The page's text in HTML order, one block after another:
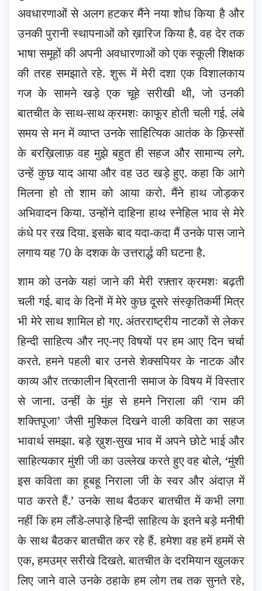
अवधारणाओं से अलग हटकर मैंने नया शोध किया है और
उनकी पुरानी स्थापनाओं को ख़ारिज किया है. वह देर तक
भाषा समूहों की अपनी अवधारणाओं को एक स्कूली शिक्षक
की तरह समझाते रहे. शुरू में मेरी दशा एक विशालकाय
गज के सामने खड़े एक चूहे सरीखी थी, जो उनकी
बातचीत के साथ-साथ क्रमशः काफूर होती चली गई. लंबे
समय से मन में व्याप्त उनके साहित्यिक आतंक के क़िस्सों
के बरख़िलाफ़ वह मुझे बहुत ही सहज और सामान्य लगे.
उन्हें कुछ याद आया और वह उठ खड़े हुए. कहा कि आगे
मिलना हो तो शाम को आया करो. मैंने हाथ जोड़कर
अभिवादन किया. उन्होंने दाहिना हाथ स्नेहिल भाव से मेरे
कंधे पर रख दिया. इसके बाद यदा-कदा मैं उनके पास जाने
लगाय यह 70 के दशक के उत्तरार्द्ध की घटना है.
शाम को उनके यहां जाने की मेरी रफ़्तार क्रमशः बढ़ती
चली गई. बाद के दिनों में मेरे कुछ दूसरे संस्कृतिकर्मी मित्र
भी मेरे साथ शामिल हो गए. अंतरराष्ट्रीय नाटकों से लेकर
हिन्दी साहित्य और नए-नए विषयों पर हम आए दिन चर्चा
करते. हमने पहली बार उनसे शेक्सपियर के नाटक और
काव्य और तत्कालीन ब्रितानी समाज के विषय में विस्तार
से जाना. उन्हीं के मुंह से हमने निराला की ‘राम की
शक्तिपूजा’ जैसी मुश्किल दिखने वाली कविता का सहज
भावार्थ समझा. बड़े ख़ुश-सुख भाव में अपने छोटे भाई और
साहित्यकार मुंशी जी का उल्लेख करते हुए वह बोले, ‘मुंशी
इस कविता का हूबहू निराला जी के स्वर और अंदाज़ में
पाठ करते हैं.’ उनके साथ बैठकर बातचीत में कभी लगा
नहीं कि हम लौंडे-लपाड़े हिन्दी साहित्य के इतने बड़े मनीषी
के साथ बैठकर बातचीत कर रहे हैं. हमेशा वह हमें हममें से
एक, हमउम्र सरीखे दिखते. बातचीत के दरमियान खुलकर
लिए जाने वाले उनके ठहाके हम लोग तब तक सुनते रहे,